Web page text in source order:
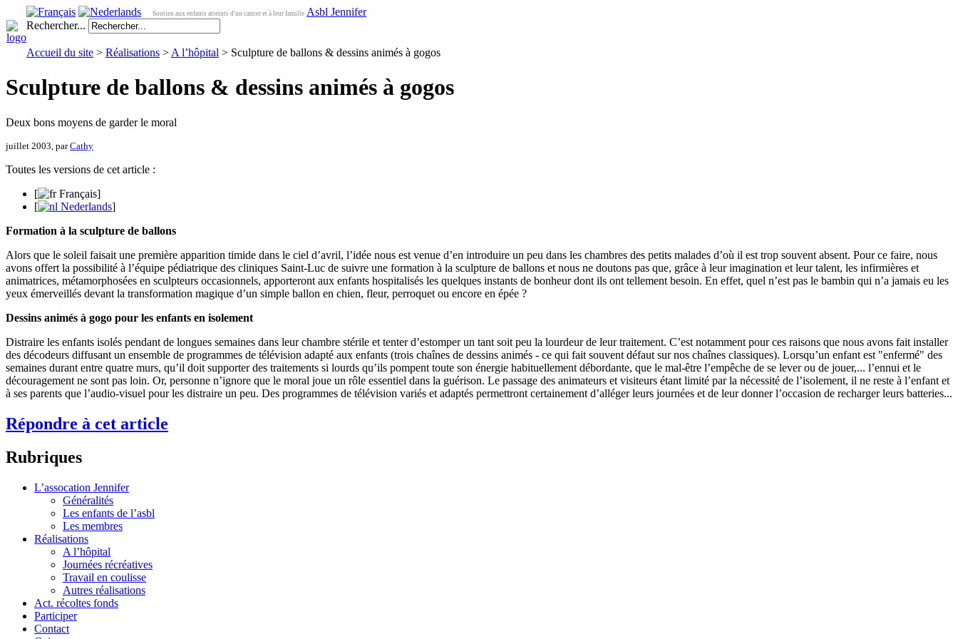
Soutien aux enfants atteints d'un cancer et à leur famille Asbl Jennifer
Rechercher...
Accueil du site > Réalisations > A l’hôpital > Sculpture de ballons & dessins animés à gogos
Sculpture de ballons & dessins animés à gogos
Deux bons moyens de garder le moral
juillet 2003, parCathy
Toutes les versions de cet article :
[
Français]
[
Nederlands]
Formation à la sculpture de ballons
Alors que le soleil faisait une première apparition timide dans le ciel d’avril, l’idée nous est venue d’en introduire un peu dans les chambres des petits malades d’où il est trop souvent absent. Pour ce faire, nous
avons offert la possibilité à l’équipe pédiatrique des cliniques Saint-Luc de suivre une formation à la sculpture de ballons et nous ne doutons pas que, grâce à leur imagination et leur talent, les infirmières et
animatrices, métamorphosées en sculpteurs occasionnels, apporteront aux enfants hospitalisés les quelques instants de bonheur dont ils ont tellement besoin. En effet, quel n’est pas le bambin qui n’a jamais eu les
yeux émerveillés devant la transformation magique d’un simple ballon en chien, fleur, perroquet ou encore en épée ?
Dessins animés à gogo pour les enfants en isolement
Distraire les enfants isolés pendant de longues semaines dans leur chambre stérile et tenter d’estomper un tant soit peu la lourdeur de leur traitement. C’est notamment pour ces raisons que nous avons fait installer
des décodeurs diffusant un ensemble de programmes de télévision adapté aux enfants (trois chaînes de dessins animés - ce qui fait souvent défaut sur nos chaînes classiques). Lorsqu’un enfant est "enfermé" des
semaines durant entre quatre murs, qu’il doit supporter des traitements si lourds qu’ils pompent toute son énergie habituellement débordante, que le mal-être l’empêche de se lever ou de jouer,... l’ennui et le
découragement ne sont pas loin. Or, personne n’ignore que le moral joue un rôle essentiel dans la guérison. Le passage des animateurs et visiteurs étant limité par la nécessité de l’isolement, il ne reste à l’enfant et
à ses parents que l’audio-visuel pour les distraire un peu. Des programmes de télévision variés et adaptés permettront certainement d’alléger leurs journées et de leur donner l’occasion de recharger leurs batteries...
Répondre à cet article
Rubriques
L’assocation Jennifer
Généralités
Les enfants de l’asbl
Les membres
Réalisations
A l’hôpital
Journées récréatives
Travail en coulisse
Autres réalisations
Act. récoltes fonds
Participer
Contact